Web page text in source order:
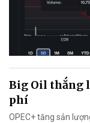
Big Oil thắng
phí
OPEC+ tăng sản